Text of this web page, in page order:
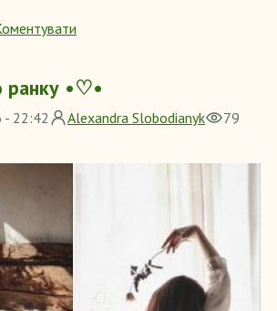
ранку •♡•
- 22:42 Alexandra Slobodianyk
79